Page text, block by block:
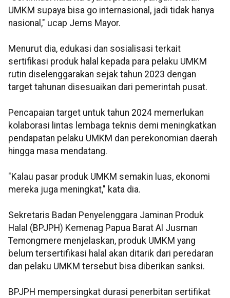
UMKM supaya bisa go internasional, jadi tidak hanya
nasional," ucap Jems Mayor.
Menurut dia, edukasi dan sosialisasi terkait
sertifikasi produk halal kepada para pelaku UMKM
rutin diselenggarakan sejak tahun 2023 dengan
target tahunan disesuaikan dari pemerintah pusat.
Pencapaian target untuk tahun 2024 memerlukan
kolaborasi lintas lembaga teknis demi meningkatkan
pendapatan pelaku UMKM dan perekonomian daerah
hingga masa mendatang.
"Kalau pasar produk UMKM semakin luas, ekonomi
mereka juga meningkat," kata dia.
Sekretaris Badan Penyelenggara Jaminan Produk
Halal (BPJPH) Kemenag Papua Barat Al Jusman
Temongmere menjelaskan, produk UMKM yang
belum tersertifikasi halal akan ditarik dari peredaran
dan pelaku UMKM tersebut bisa diberikan sanksi.
BPJPH mempersingkat durasi penerbitan sertifikat